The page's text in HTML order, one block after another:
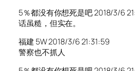
5％都没有你想死是吧 2018/3/6
话虽糙，但实在。
福建 5W 2018/3/6 21:31:59
警察也不抓人